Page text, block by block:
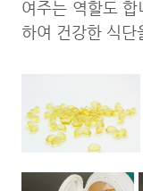
여주는 역할도 합
하여 건강한 식단